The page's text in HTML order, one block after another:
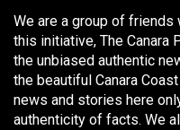
We are a group of friends
this initiative, The Canara
the unbiased authentic
the beautiful Canara
news and stories here
authenticity of facts. We